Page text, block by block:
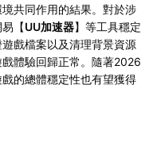
共同作用的結果。對於涉
【UU加速器】等工具穩定
戲檔案以及清理背景資源
體驗回歸正常。隨著2026
的總體穩定性也有望獲得